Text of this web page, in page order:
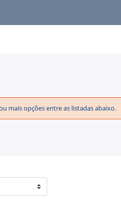
mais opções entre as listadas abaixo.